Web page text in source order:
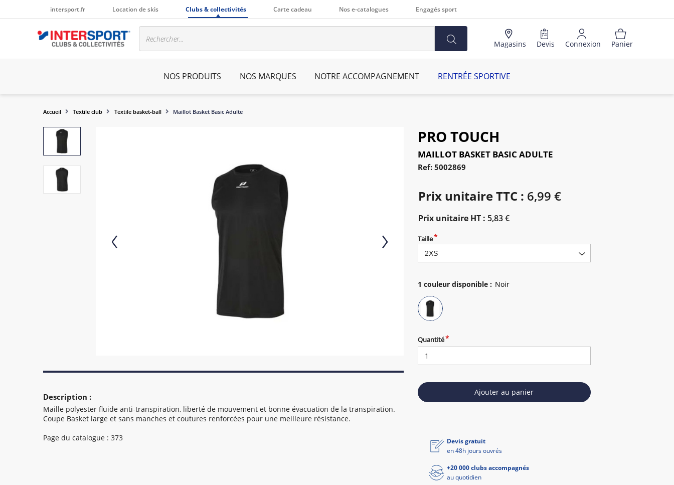
intersport.fr Location de skis Clubs & collectivités Carte cadeau Nos e-catalogues Engagés sport
Magasins Devis Connexion Panier
NOS PRODUITS NOS MARQUES NOTRE ACCOMPAGNEMENT RENTRÉE SPORTIVE
Accueil Textile club Textile basket-ball Maillot Basket Basic Adulte
PRO TOUCH
MAILLOT BASKET BASIC ADULTE
Ref: 5002869
Prix unitaire TTC : 6,99 €
Prix unitaire HT : 5,83 €
Taille
1 couleur disponible:
Quantité
Ajouter au panier
Description :
Maille polyester fluide anti-transpiration, liberté de mouvement et bonne évacuation de la transpiration.
Coupe Basket large et sans manches et coutures renforcées pour une meilleure résistance.
Page du catalogue : 373
Devis gratuit
en 48h jours ouvrés
+20 000 clubs accompagnés
au quotidien